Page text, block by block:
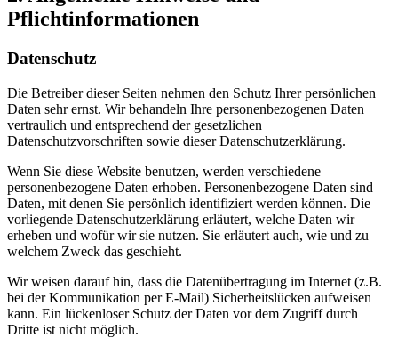
Pflichtinformationen
Datenschutz
Die Betreiber dieser Seiten nehmen den Schutz Ihrer persönlichen
Daten sehr ernst. Wir behandeln Ihre personenbezogenen Daten
vertraulich und entsprechend der gesetzlichen
Datenschutzvorschriften sowie dieser Datenschutzerklärung.
Wenn Sie diese Website benutzen, werden verschiedene
personenbezogene Daten erhoben. Personenbezogene Daten sind
Daten, mit denen Sie persönlich identifiziert werden können. Die
vorliegende Datenschutzerklärung erläutert, welche Daten wir
erheben und wofür wir sie nutzen. Sie erläutert auch, wie und zu
welchem Zweck das geschieht.
Wir weisen darauf hin, dass die Datenübertragung im Internet (z.B.
bei der Kommunikation per E-Mail) Sicherheitslücken aufweisen
kann. Ein lückenloser Schutz der Daten vor dem Zugriff durch
Dritte ist nicht möglich.